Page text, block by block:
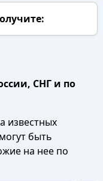
СНГ и по
известных
быть
на нее по